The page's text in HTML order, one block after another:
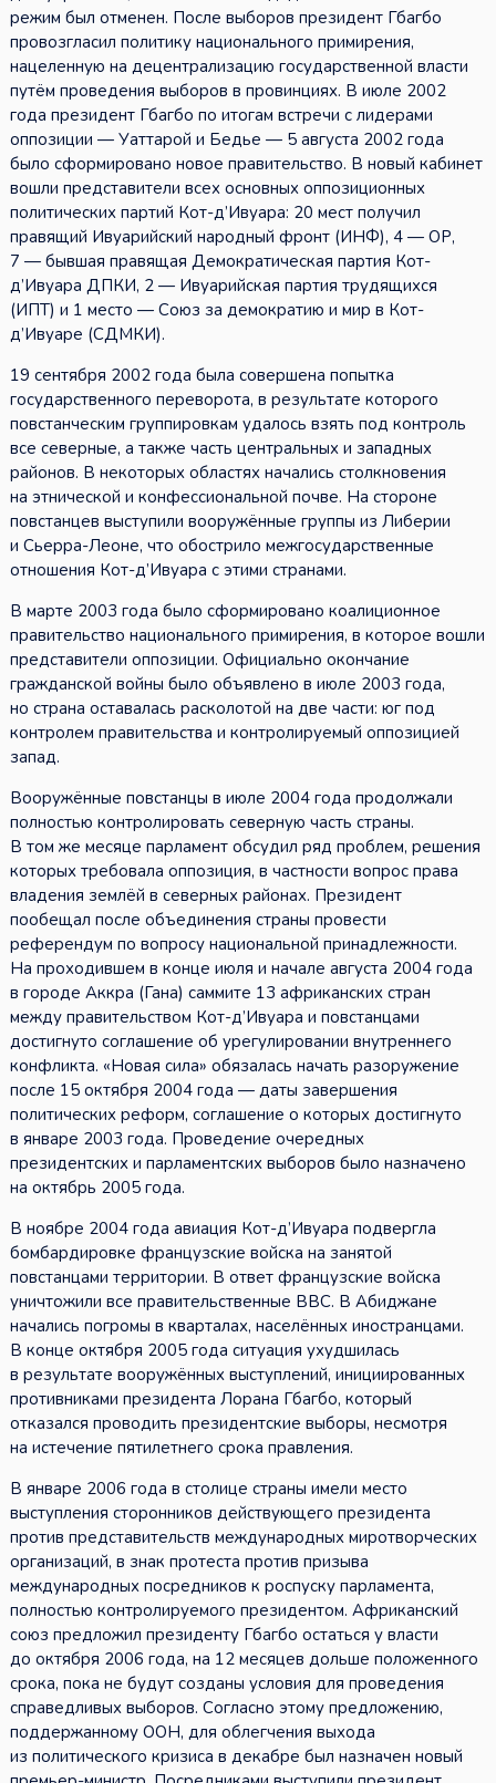
режим был отменен. После выборов президент Гбагбо
провозгласил политику национального примирения,
нацеленную на децентрализацию государственной власти
путём проведения выборов в провинциях. В июле 2002
года президент Гбагбо по итогам встречи с лидерами
оппозиции — Уаттарой и Бедье — 5 августа 2002 года
было сформировано новое правительство. В новый кабинет
вошли представители всех основных оппозиционных
политических партий Кот-д’Ивуара: 20 мест получил
правящий Ивуарийский народный фронт (ИНФ), 4 — ОР,
7 — бывшая правящая Демократическая партия Кот-
д’Ивуара ДПКИ, 2 — Ивуарийская партия трудящихся
(ИПТ) и 1 место — Союз за демократию и мир в Кот-
д’Ивуаре (СДМКИ).
19 сентября 2002 года была совершена попытка
государственного переворота, в результате которого
повстанческим группировкам удалось взять под контроль
все северные, а также часть центральных и западных
районов. В некоторых областях начались столкновения
на этнической и конфессиональной почве. На стороне
повстанцев выступили вооружённые группы из Либерии
и Сьерра-Леоне, что обострило межгосударственные
отношения Кот-д’Ивуара с этими странами.
В марте 2003 года было сформировано коалиционное
правительство национального примирения, в которое вошли
представители оппозиции. Официально окончание
гражданской войны было объявлено в июле 2003 года,
но страна оставалась расколотой на две части: юг под
контролем правительства и контролируемый оппозицией
запад.
Вооружённые повстанцы в июле 2004 года продолжали
полностью контролировать северную часть страны.
В том же месяце парламент обсудил ряд проблем, решения
которых требовала оппозиция, в частности вопрос права
владения землёй в северных районах. Президент
пообещал после объединения страны провести
референдум по вопросу национальной принадлежности.
На проходившем в конце июля и начале августа 2004 года
в городе Аккра (Гана) саммите 13 африканских стран
между правительством Кот-д’Ивуара и повстанцами
достигнуто соглашение об урегулировании внутреннего
конфликта. «Новая сила» обязалась начать разоружение
после 15 октября 2004 года — даты завершения
политических реформ, соглашение о которых достигнуто
в январе 2003 года. Проведение очередных
президентских и парламентских выборов было назначено
на октябрь 2005 года.
В ноябре 2004 года авиация Кот-д’Ивуара подвергла
бомбардировке французские войска на занятой
повстанцами территории. В ответ французские войска
уничтожили все правительственные ВВС. В Абиджане
начались погромы в кварталах, населённых иностранцами.
В конце октября 2005 года ситуация ухудшилась
в результате вооружённых выступлений, инициированных
противниками президента Лорана Гбагбо, который
отказался проводить президентские выборы, несмотря
на истечение пятилетнего срока правления.
В январе 2006 года в столице страны имели место
выступления сторонников действующего президента
против представительств международных миротворческих
организаций, в знак протеста против призыва
международных посредников к роспуску парламента,
полностью контролируемого президентом. Африканский
союз предложил президенту Гбагбо остаться у власти
до октября 2006 года, на 12 месяцев дольше положенного
срока, пока не будут созданы условия для проведения
справедливых выборов. Согласно этому предложению,
поддержанному ООН, для облегчения выхода
из политического кризиса в декабре был назначен новый